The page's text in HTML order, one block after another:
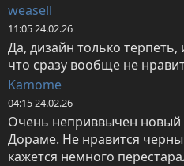
weasell
11:05 24.02.26
Да, дизайн только
что сразу вообще не
Kamome
04:15 24.02.26
Очень неприввычен новый
Дораме. Не нравится
кажется немного